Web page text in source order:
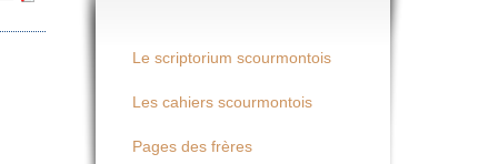
Le scriptorium scourmontois
Les cahiers scourmontois
Pages des frères